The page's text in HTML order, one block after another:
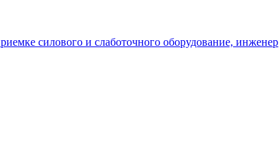
силового и слаботочного оборудование, инженер